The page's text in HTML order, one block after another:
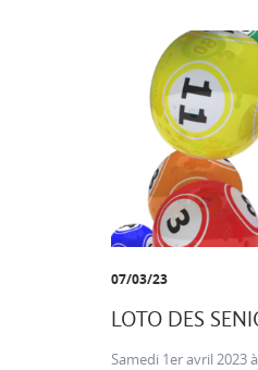
07/03/23
LOTO DES
Samedi 1er avril 2023